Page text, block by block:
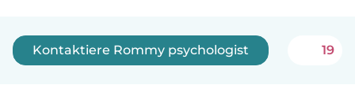
Kontaktiere Rommy psychologist 19